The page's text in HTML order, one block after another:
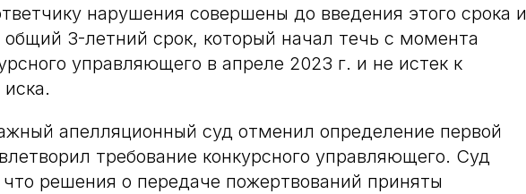
нарушения совершены до введения этого срока и
3-летний срок, который начал течь с момента
управляющего в апреле 2023 г. и не истек к
апелляционный суд отменил определение первой
требование конкурсного управляющего. Суд
что решения о передаче пожертвований приняты